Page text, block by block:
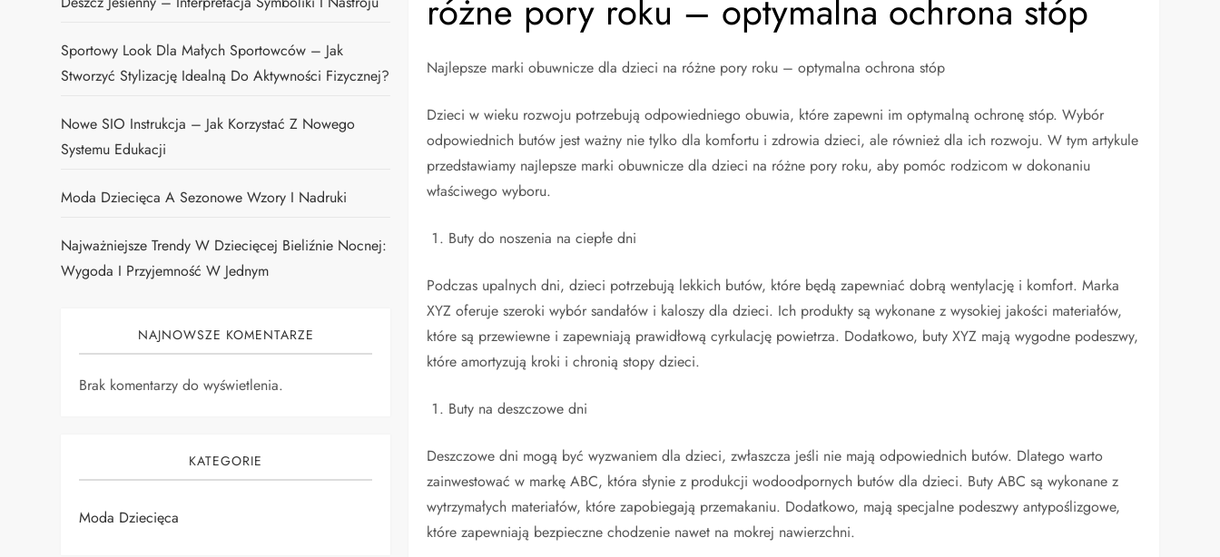
różne pory roku – optymalna ochrona stóp
Najlepsze marki obuwnicze dla dzieci na różne pory roku – optymalna ochrona stóp
Dzieci w wieku rozwoju potrzebują odpowiedniego obuwia, które zapewni im optymalną ochronę stóp. Wybór
odpowiednich butów jest ważny nie tylko dla komfortu i zdrowia dzieci, ale również dla ich rozwoju. W tym artykule
przedstawiamy najlepsze marki obuwnicze dla dzieci na różne pory roku, aby pomóc rodzicom w dokonaniu
właściwego wyboru.
Buty do noszenia na ciepłe dni
Podczas upalnych dni, dzieci potrzebują lekkich butów, które będą zapewniać dobrą wentylację i komfort. Marka
XYZ oferuje szeroki wybór sandałów i kaloszy dla dzieci. Ich produkty są wykonane z wysokiej jakości materiałów,
które są przewiewne i zapewniają prawidłową cyrkulację powietrza. Dodatkowo, buty XYZ mają wygodne podeszwy,
które amortyzują kroki i chronią stopy dzieci.
Buty na deszczowe dni
Deszczowe dni mogą być wyzwaniem dla dzieci, zwłaszcza jeśli nie mają odpowiednich butów. Dlatego warto
zainwestować w markę ABC, która słynie z produkcji wodoodpornych butów dla dzieci. Buty ABC są wykonane z
wytrzymałych materiałów, które zapobiegają przemakaniu. Dodatkowo, mają specjalne podeszwy antypoślizgowe,
które zapewniają bezpieczne chodzenie nawet na mokrej nawierzchni.
Sportowy Look Dla Małych Sportowców – Jak
Stworzyć Stylizację Idealną Do Aktywności Fizycznej?
Nowe SIO Instrukcja – Jak Korzystać Z Nowego
Systemu Edukacji
Moda Dziecięca A Sezonowe Wzory I Nadruki
Najważniejsze Trendy W Dziecięcej Bieliźnie Nocnej:
Wygoda I Przyjemność W Jednym
NAJNOWSZE KOMENTARZE
Brak komentarzy do wyświetlenia.
KATEGORIE
Moda Dziecięca